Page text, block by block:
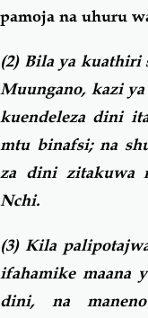
pamoja na uhuru
(2) Bila ya kuathiri
Muungano, kazi
kuendeleza dini
mtu binafsi; na
za dini zitakuwa
Nchi.
(3) Kila
ifahamike maana
dini, na